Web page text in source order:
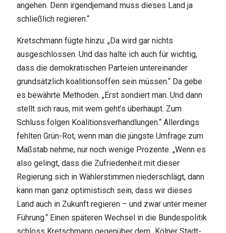
angehen. Denn irgendjemand muss dieses Land ja
schließlich regieren.“
Kretschmann fügte hinzu: „Da wird gar nichts
ausgeschlossen. Und das halte ich auch für wichtig,
dass die demokratischen Parteien untereinander
grundsätzlich koalitionsoffen sein müssen.“ Da gebe
es bewährte Methoden. „Erst sondiert man. Und dann
stellt sich raus, mit wem geht’s überhaupt. Zum
Schluss folgen Koalitionsverhandlungen.“ Allerdings
fehlten Grün-Rot, wenn man die jüngste Umfrage zum
Maßstab nehme, nur noch wenige Prozente. „Wenn es
also gelingt, dass die Zufriedenheit mit dieser
Regierung sich in Wählerstimmen niederschlägt, dann
kann man ganz optimistisch sein, dass wir dieses
Land auch in Zukunft regieren – und zwar unter meiner
Führung.“ Einen späteren Wechsel in die Bundespolitik